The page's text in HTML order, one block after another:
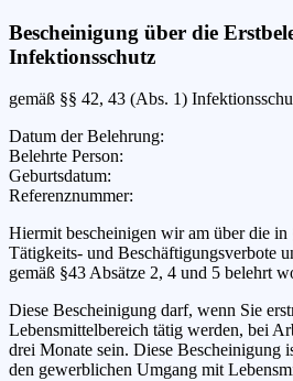
Bescheinigung über die
Infektionsschutz
gemäß §§ 42, 43 (Abs. 1)
Datum der Belehrung:
Belehrte Person:
Geburtsdatum:
Referenznummer:
Hiermit bescheinigen wiram über die in
Tätigkeits- und Beschäftigungsverbote
gemäß §43 Absätze 2, 4 und 5 belehrt
Diese Bescheinigung darf, wenn Sie
Lebensmittelbereich tätig werden, bei
drei Monate sein. Diese Bescheinigung
den gewerblichen Umgang mit